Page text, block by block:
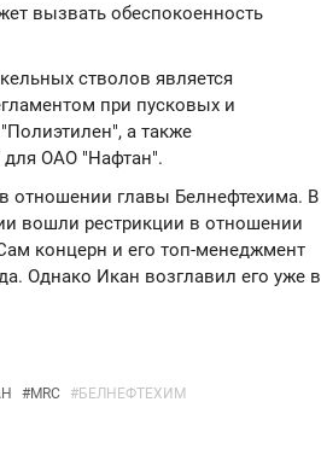
вызвать обеспокоенность
стволов является
при пусковых и
а также
ОАО "Нафтан".
отношении главы Белнефтехима. В
вошли рестрикции в отношении
концерн и его топ-менеджмент
Однако Икан возглавил его уже в
#MRC #БЕЛНЕФТЕХИМ